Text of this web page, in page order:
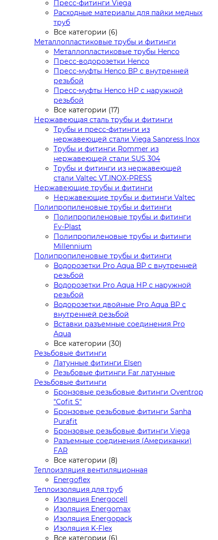
Пресс-фитинги Viega
Расходные материалы для пайки медных
труб
Все категории (6)
Металлопластиковые трубы и фитинги
Металлопластиковые трубы Henco
Пресс-водорозетки Henco
Пресс-муфты Henco ВР с внутренней
резьбой
Пресс-муфты Henco НР с наружной
резьбой
Все категории (17)
Нержавеющая сталь трубы и фитинги
Трубы и пресс-фитинги из
нержавеющей стали Viega Sanpress Inox
Трубы и фитинги Rommer из
нержавеющей стали SUS 304
Трубы и фитинги из нержавеющей
стали Valtec VT.INOX-PRESS
Нержавеющие трубы и фитинги
Нержавеющие трубы и фитинги Valtec
Полипропиленовые трубы и фитинги
Полипропиленовые трубы и фитинги
Fv-Plast
Полипропиленовые трубы и фитинги
Millennium
Полипропиленовые трубы и фитинги
Водорозетки Pro Aqua ВР с внутренней
резьбой
Водорозетки Pro Aqua НР с наружной
резьбой
Водорозетки двойные Pro Aqua ВР с
внутренней резьбой
Вставки разъемные соединения Pro
Aqua
Все категории (30)
Резьбовые фитинги
Латунные фитинги Elsen
Резьбовые фитинги Far латунные
Резьбовые фитинги
Бронзовые резьбовые фитинги Oventrop
"Cofit S"
Бронзовые резьбовые фитинги Sanha
Purafit
Бронзовые резьбовые фитинги Viega
Разъемные соединения (Американки)
FAR
Все категории (8)
Теплоизляция вентиляционная
Energoflex
Теплоизоляция для труб
Изоляция Energocell
Изоляция Energomax
Изоляция Energopack
Изоляция K-Flex
Все категории (6)